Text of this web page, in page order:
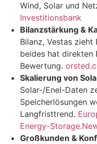
Wind, Solar und
Investitionsbank
Bilanzstärkung &
Bilanz, Vestas
beides hat direkten
Bewertung.
Skalierung von
Solar-/Enel-Daten
Speicherlösungen
Langfristtrend.
Energy-
Großkunden &